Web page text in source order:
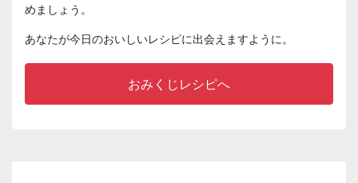
めましょう。
あなたが今日のおいしいレシピに出会えますように。
おみくじレシピへ